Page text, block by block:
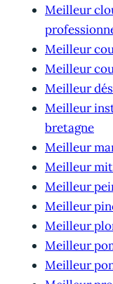
Meilleur
Meilleur
Meilleur
Meilleur
Meilleur
bretagne
Meilleur
Meilleur
Meilleur
Meilleur
Meilleur
Meilleur
Meilleur